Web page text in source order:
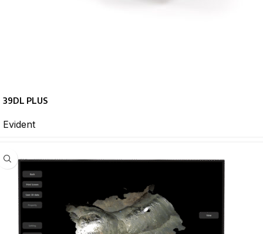
39DL PLUS
Evident